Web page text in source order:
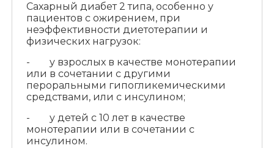
Сахарный диабет 2 типа, особенно у
пациентов с ожирением, при
неэффективности диетотерапии и
физических нагрузок:
- у взрослых в качестве монотерапии
или в сочетании с другими
пероральными гипогликемическими
средствами, или с инсулином;
- у детей с 10 лет в качестве
монотерапии или в сочетании с
инсулином.